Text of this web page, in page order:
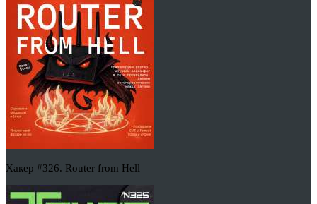
Хакер #326. Router from Hell